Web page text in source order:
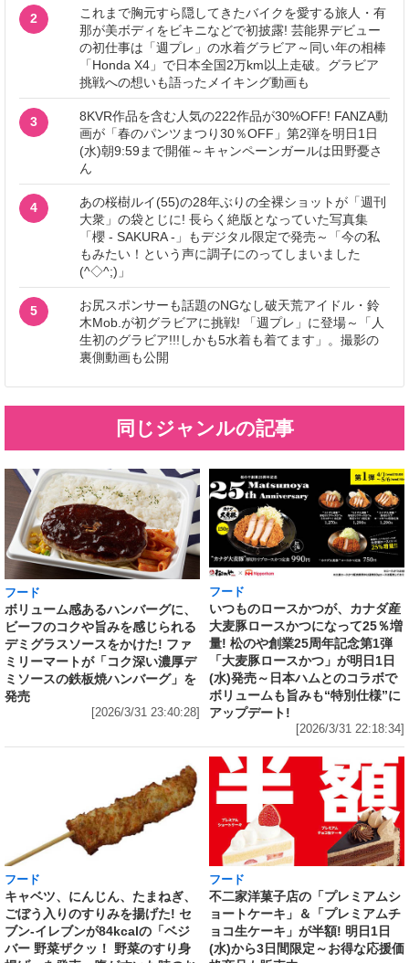
2
これまで胸元すら隠してきたバイクを愛する旅人・有
那が美ボディをビキニなどで初披露! 芸能界デビュー
の初仕事は「週プレ」の水着グラビア～同い年の相棒
「Honda X4」で日本全国2万km以上走破。グラビア
挑戦への想いも語ったメイキング動画も
3
8KVR作品を含む人気の222作品が30%OFF! FANZA動
画が「春のパンツまつり30％OFF」第2弾を明日1日
(水)朝9:59まで開催～キャンペーンガールは田野憂さ
ん
4
あの桜樹ルイ(55)の28年ぶりの全裸ショットが「週刊
大衆」の袋とじに! 長らく絶版となっていた写真集
「櫻 - SAKURA -」もデジタル限定で発売～「今の私
もみたい！という声に調子にのってしまいました
(^◇^;)」
5
お尻スポンサーも話題のNGなし破天荒アイドル・鈴
木Mob.が初グラビアに挑戦! 「週プレ」に登場～「人
生初のグラビア!!!しかも5水着も着てます」。撮影の
裏側動画も公開
同じジャンルの記事
フード
ボリューム感あるハンバーグに、
ビーフのコクや旨みを感じられる
デミグラスソースをかけた! ファ
ミリーマートが「コク深い濃厚デ
ミソースの鉄板焼ハンバーグ」を
発売
[2026/3/31 23:40:28]
フード
いつものロースかつが、カナダ産
大麦豚ロースかつになって25％増
量! 松のや創業25周年記念第1弾
「大麦豚ロースかつ」が明日1日
(水)発売～日本ハムとのコラボで
ボリュームも旨みも“特別仕様”に
アップデート!
[2026/3/31 22:18:34]
フード
キャベツ、にんじん、たまねぎ、
ごぼう入りのすりみを揚げた! セ
ブン‐イレブンが84kcalの「ベジ
バー 野菜ザクッ！ 野菜のすり身
フード
不二家洋菓子店の「プレミアムシ
ョートケーキ」＆「プレミアムチ
ョコ生ケーキ」が半額! 明日1日
(水)から3日間限定～お得な応援価